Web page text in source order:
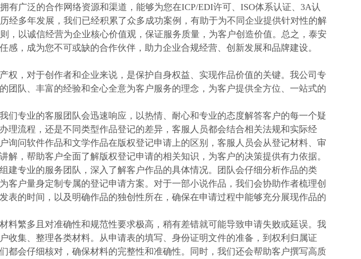
有广泛的合作网络资源和渠道，能够为您在ICP/EDI许可、ISO体系认证、3A认
经多年发展，我们已经积累了众多成功案例，有助于为不同企业提供针对性的解
，以诚信经营为企业核心价值观，保证服务质量，为客户创造价值。总之，泰安
感，成为您不可或缺的合作伙伴，助力企业合规经营、创新发展和品牌建设。
权，对于创作者和企业来说，是保护自身权益、实现作品价值的关键。我公司专
团队、丰富的经验和全心全意为客户服务的理念，为客户提供全方位、一站式的
们专业的客服团队会迅速响应，以热情、耐心和专业的态度解答客户的每一个疑
理流程，还是不同类型作品登记的差异，客服人员都会结合相关法规和实际经
询问软件作品和文学作品在版权登记申请上的区别，客服人员会从登记材料、审
解，帮助客户全面了解版权登记申请的相关知识，为客户的决策提供有力依据。
建专业的服务团队，深入了解客户作品的具体情况。团队会仔细分析作品的类
客户量身定制专属的登记申请方案。对于一部小说作品，我们会协助作者梳理创
表的时间，以及明确作品的独创性所在，确保在申请过程中能够充分展现作品的
料繁多且对准确性和规范性要求极高，稍有差错就可能导致申请失败或延误。我
收集、整理各类材料。从申请表的填写、身份证明文件的准备，到权利归属证
都会仔细核对，确保材料的完整性和准确性。同时，我们还会帮助客户撰写高质